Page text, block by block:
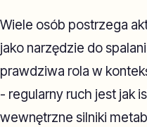
Wiele osób postrzega
jako narzędzie do
prawdziwa rola w
- regularny ruch jest jak
wewnętrzne silniki